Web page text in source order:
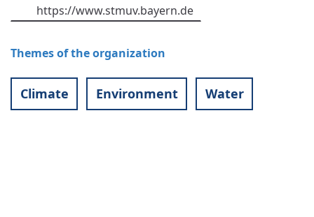
https://www.stmuv.bayern.de
Themes of the organization
Climate Environment Water